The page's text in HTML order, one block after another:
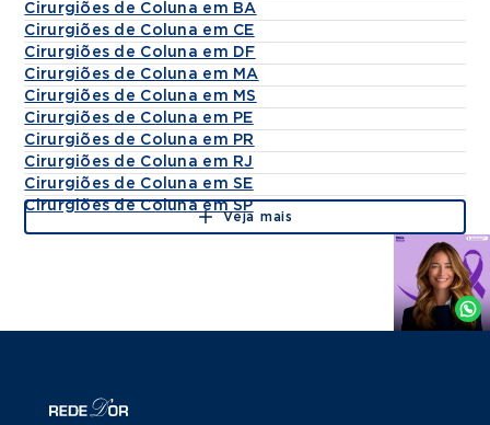
Cirurgiões de Coluna em BA
Cirurgiões de Coluna em CE
Cirurgiões de Coluna em DF
Cirurgiões de Coluna em MA
Cirurgiões de Coluna em MS
Cirurgiões de Coluna em PE
Cirurgiões de Coluna em PR
Cirurgiões de Coluna em RJ
Cirurgiões de Coluna em SE
Cirurgiões de Coluna em SP
Veja mais
Agende
Whatsapp